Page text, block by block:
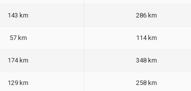
143 km 286 km
57 km 114 km
174 km 348 km
129 km 258 km